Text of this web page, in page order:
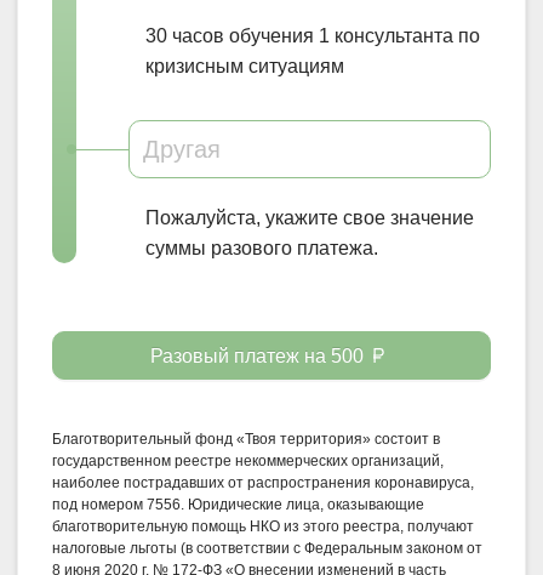
30 часов обучения 1 консультанта по
кризисным ситуациям
Пожалуйста, укажите свое значение
суммы разового платежа.
Разовый платеж на 500
Благотворительный фонд «Твоя территория» состоит в
государственном реестре некоммерческих организаций,
наиболее пострадавших от распространения коронавируса,
под номером 7556. Юридические лица, оказывающие
благотворительную помощь НКО из этого реестра, получают
налоговые льготы (в соответствии с Федеральным законом от
8 июня 2020 г. № 172-ФЗ «О внесении изменений в часть